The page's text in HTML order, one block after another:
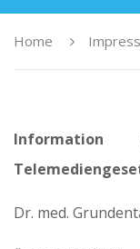
Home
Dr. med.